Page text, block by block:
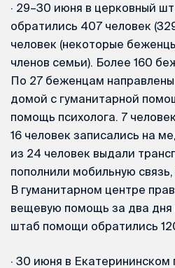
· 29–30 июня в церковный
обратились 407 человек
человек (некоторые
членов семьи). Более 160
По 27 беженцам
домой с гуманитарной
помощь психолога. 7
16 человек записались на
из 24 человек выдали
пополнили мобильную
В гуманитарном центре
вещевую помощь за два дня
штаб помощи обратились
· 30 июня в